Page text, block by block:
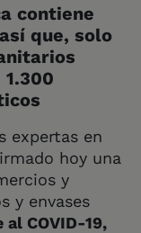
contiene
que, solo
expertas en
hoy una
y
y envases
COVID-19,